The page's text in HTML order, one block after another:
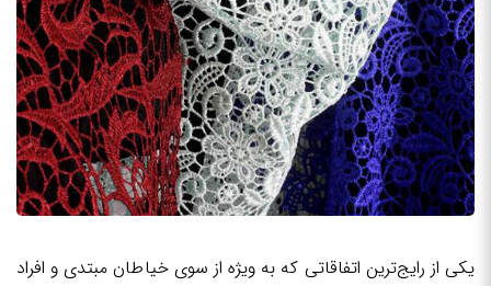
یکی از رایج‌ترین اتفاقاتی که به ویژه از سوی خیاطان مبتدی و افراد